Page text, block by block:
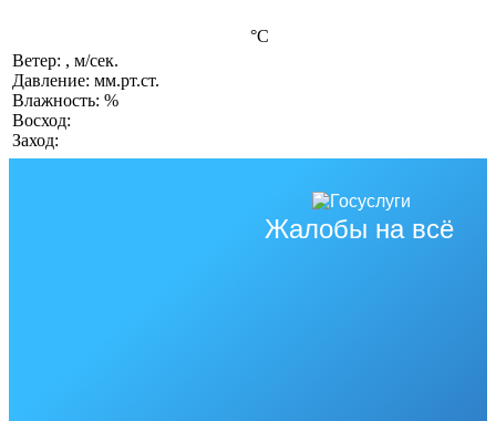
°C
Ветер: , м/сек.
Давление: мм.рт.ст.
Влажность: %
Восход:
Заход:
Жалобы на всё